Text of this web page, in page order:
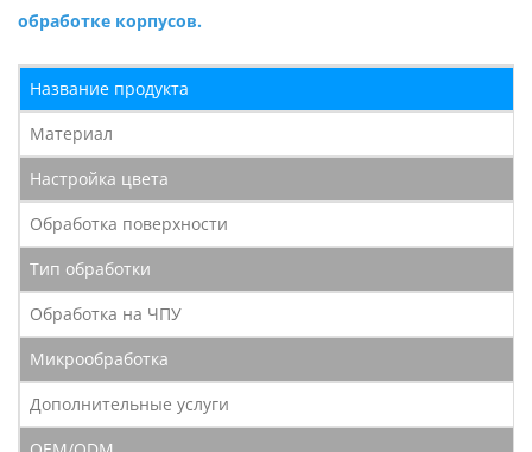
обработке корпусов.
Название продукта
Материал
Настройка цвета
Обработка поверхности
Тип обработки
Обработка на ЧПУ
Микрообработка
Дополнительные услуги